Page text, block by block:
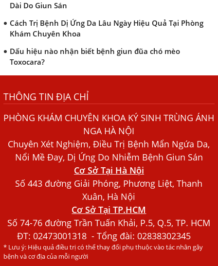
Dài Do Giun Sán
Cách Trị Bệnh Dị Ứng Da Lâu Ngày Hiệu Quả Tại Phòng
Khám Chuyên Khoa
Dấu hiệu nào nhận biết bệnh giun đũa chó mèo
Toxocara?
Bệnh Chàm Và Những Yếu Tố Liên Quan Đến Bệnh Giun
Dấu Hiệu Ngứa Da, Dị Ứng, Nổi Mề Đay Do Nhiễm Sán
Bác sĩ Nguyễn Ngọc Ánh Phòng Khám Ánh Nga Đề Tài
Nghiên Cứu Khoa
Xét Nghiệm Giun Sán Gồm Những Loại Nào? Chi Phí Bao
Người Đàn Ông Phát Ban Mẩn Đỏ Khắp Người, Sau Ba
Tháng Mới Tìm Ra Nguyên Nhân
Đau Mắt Đỏ, Nguyên Nhân Và Cách Điều Trị
HÀ NỘI – PHÁT BAN MẨN ĐỎ KHẮP NGƯỜI, ĐI KHÁM
THÔNG TIN ĐỊA CHỈ
PHÒNG KHÁM CHUYÊN KHOA KÝ SINH TRÙNG ÁNH
NGA HÀ NỘI
Chuyên Xét Nghiệm, Điều Trị Bệnh Mẩn Ngứa Da,
Nổi Mề Đay, Dị Ứng Do Nhiễm Bệnh Giun Sán
Cơ Sở Tại Hà Nội
Số 443 đường Giải Phóng, Phương Liệt, Thanh
Xuân, Hà Nội
Cơ Sở Tại TP.HCM
Số 74-76 đường Trần Tuấn Khải, P.5, Q.5, TP. HCM
ĐT:02473001318 - Tổng đài: 02838302345
* Lưu ý: Hiệu quả điều trị có thể thay đổi phụ thuộc vào tác nhân gây
bệnh và cơ địa của mỗi người